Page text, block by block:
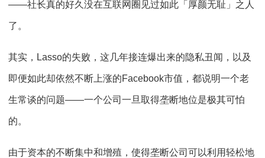
——社长真的好久没在互联网圈见过如此「厚颜无耻」之人
了。
其实，Lasso的失败，这几年接连爆出来的隐私丑闻，以及
即便如此却依然不断上涨的Facebook市值，都说明一个老
生常谈的问题——一个公司一旦取得垄断地位是极其可怕
的。
由于资本的不断集中和增殖，使得垄断公司可以利用轻松地